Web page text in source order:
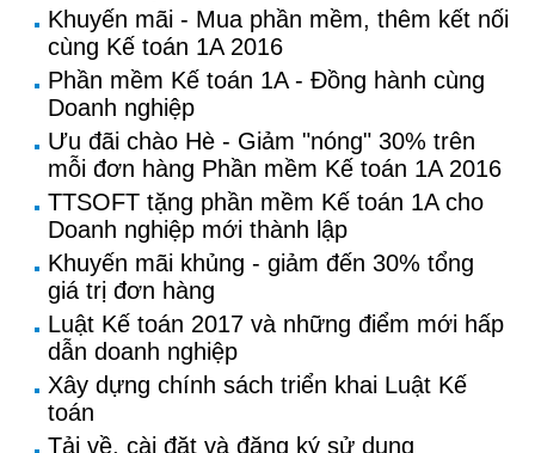
Khuyến mãi - Mua phần mềm, thêm kết nối
cùng Kế toán 1A 2016
Phần mềm Kế toán 1A - Đồng hành cùng
Doanh nghiệp
Ưu đãi chào Hè - Giảm "nóng" 30% trên
mỗi đơn hàng Phần mềm Kế toán 1A 2016
TTSOFT tặng phần mềm Kế toán 1A cho
Doanh nghiệp mới thành lập
Khuyến mãi khủng - giảm đến 30% tổng
giá trị đơn hàng
Luật Kế toán 2017 và những điểm mới hấp
dẫn doanh nghiệp
Xây dựng chính sách triển khai Luật Kế
toán
Tải về, cài đặt và đăng ký sử dụng